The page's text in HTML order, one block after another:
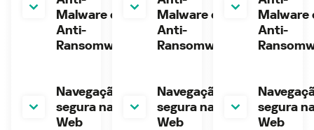
Malware e
Anti-
Ransomware
Malware e
Anti-
Ransomware
Malware
Anti-
Navegação
segura na
Web
Navegação
segura na
Web
segura
Web